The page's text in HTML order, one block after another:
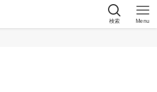
検索 Menu